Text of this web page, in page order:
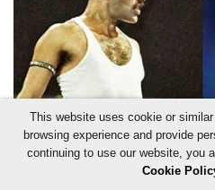
This website uses cookie or
browsing experience and provide
continuing to use our website, you
Cookie